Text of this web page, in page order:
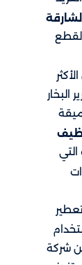
البخار
التي
شركة